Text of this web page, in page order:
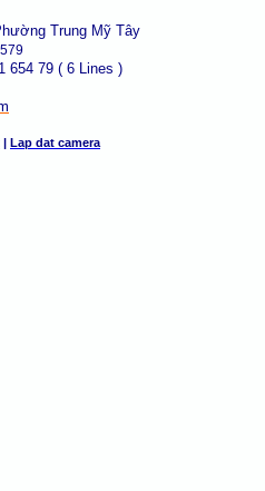
Trung Mỹ Tây
79 ( 6 Lines )
| Lap dat camera